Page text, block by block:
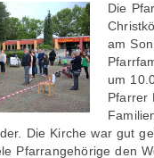
Die
am
um
Pfarrer
Die Kirche war gut
Pfarrangehörige den